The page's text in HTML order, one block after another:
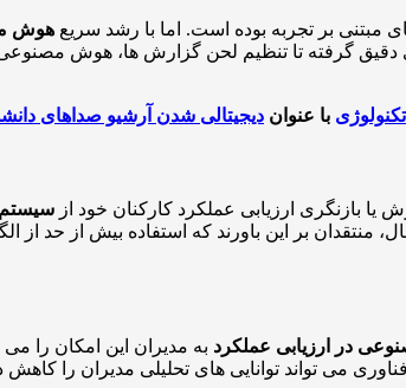
هوش
دقیق گرفته تا تنظیم لحن گزارش ها، هوش
تکنولوژی با عنوان دیجیتالی شدن آرشیو صداهای
بازنگری ارزیابی عملکرد کارکنان خود از
بر این باورند که استفاده بیش از حد
در ارزیابی عملکرد به مدیران این امکان را می
می تواند توانایی های تحلیلی مدیران را